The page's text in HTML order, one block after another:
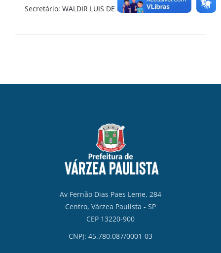
Secretário: WALDIR LUIS DE LIMA
Av Fernão Dias Paes Leme, 284
Centro, Várzea Paulista - SP
CEP 13220-900
CNPJ: 45.780.087/0001-03